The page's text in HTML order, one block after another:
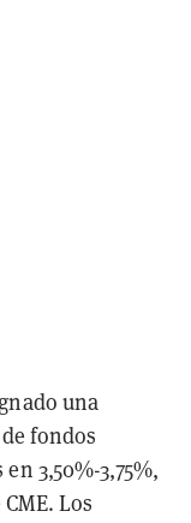
una
fondos
3,50%-3,75%,
CME. Los